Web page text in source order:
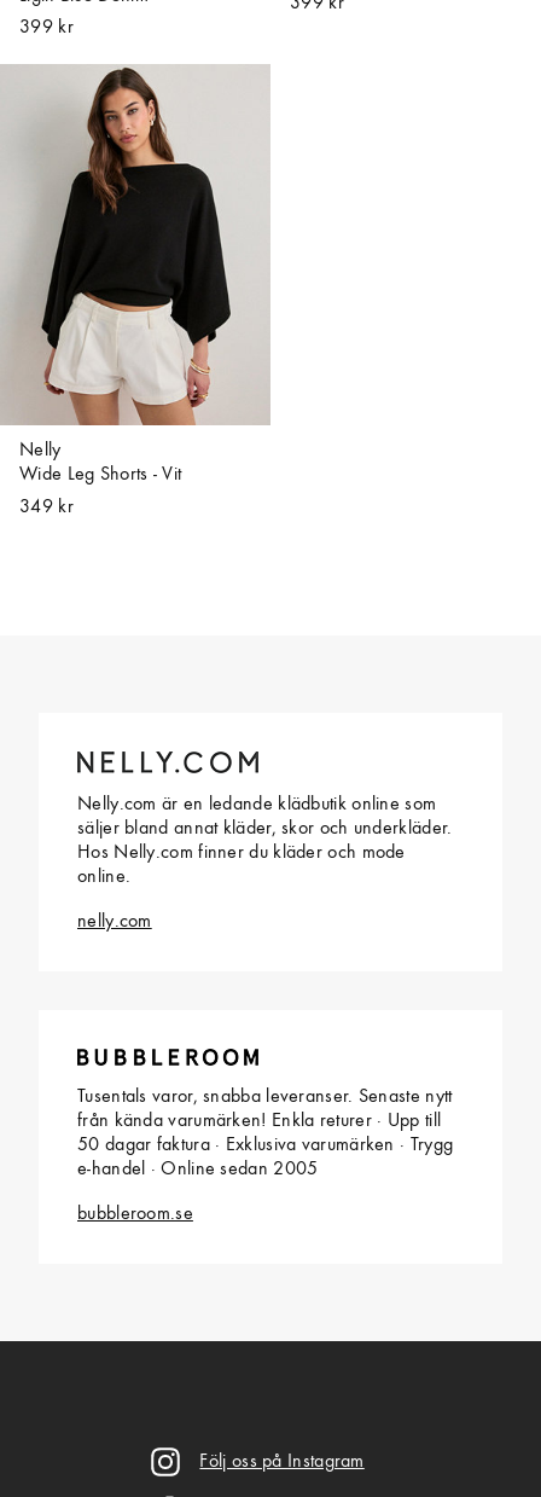
399 kr
399 kr
Nelly
Wide Leg Shorts - Vit
349 kr
Nelly.com är en ledande klädbutik online som
säljer bland annat kläder, skor och underkläder.
Hos Nelly.com finner du kläder och mode
online.
nelly.com
Tusentals varor, snabba leveranser. Senaste nytt
från kända varumärken! Enkla returer · Upp till
50 dagar faktura · Exklusiva varumärken · Trygg
e-handel · Online sedan 2005
bubbleroom.se
Följ oss på Instagram